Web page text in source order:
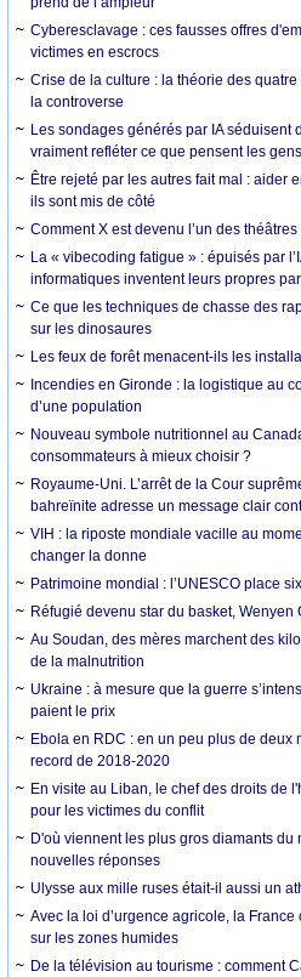
Cyberesclavage : ces fausses offres
victimes en escrocs
Crise de la culture : la théorie des
la controverse
Les sondages générés par IA séduisent
vraiment refléter ce que pensent les
Être rejeté par les autres fait mal : aider
ils sont mis de côté
Comment X est devenu l’un des
La « vibecoding fatigue » : épuisés par
informatiques inventent leurs propres
Ce que les techniques de chasse des
sur les dinosaures
Les feux de forêt menacent-ils les
Incendies en Gironde : la logistique au
d’une population
Nouveau symbole nutritionnel au
consommateurs à mieux choisir ?
Royaume-Uni. L’arrêt de la Cour
bahreïnite adresse un message clair
VIH : la riposte mondiale vacille au
changer la donne
Patrimoine mondial : l’UNESCO place
Réfugié devenu star du basket, Wenyen
Au Soudan, des mères marchent des
de la malnutrition
Ukraine : à mesure que la guerre
paient le prix
Ebola en RDC : en un peu plus de deux
record de 2018-2020
En visite au Liban, le chef des droits de
pour les victimes du conflit
D'où viennent les plus gros diamants
nouvelles réponses
Ulysse aux mille ruses était-il aussi un
Avec la loi d’urgence agricole, la
sur les zones humides
De la télévision au tourisme : comment